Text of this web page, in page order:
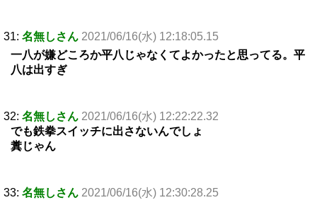
31: 名無しさん 2021/06/16(水) 12:18:05.15
一八が嫌どころか平八じゃなくてよかったと思ってる。平
八は出すぎ
32: 名無しさん 2021/06/16(水) 12:22:22.32
でも鉄拳スイッチに出さないんでしょ
糞じゃん
33: 名無しさん 2021/06/16(水) 12:30:28.25